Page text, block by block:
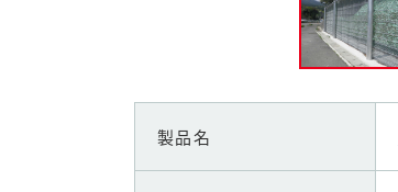
製品名